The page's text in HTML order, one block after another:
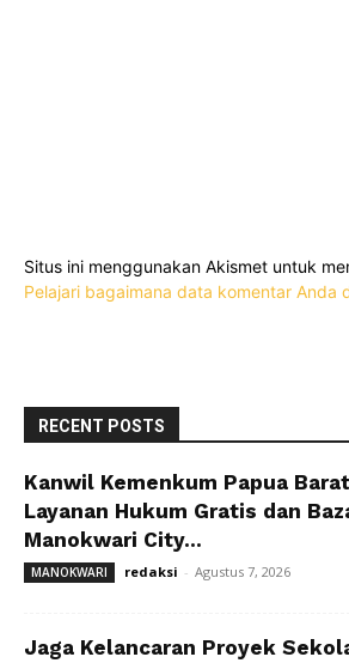
Situs ini menggunakan Akismet untuk
Pelajari bagaimana data komentar Anda
RECENT POSTS
Kanwil Kemenkum Papua
Layanan Hukum Gratis dan
Manokwari City...
MANOKWARI redaksi - Agustus 7, 2026
Jaga Kelancaran Proyek